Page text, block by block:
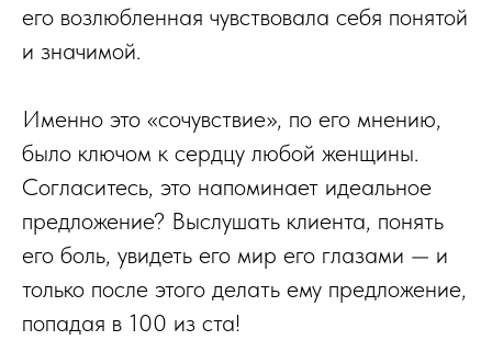
его возлюбленная чувствовала себя понятой
и значимой.
Именно это «сочувствие», по его мнению,
было ключом к сердцу любой женщины.
Согласитесь, это напоминает идеальное
предложение? Выслушать клиента, понять
его боль, увидеть его мир его глазами — и
только после этого делать ему предложение,
попадая в 100 из ста!